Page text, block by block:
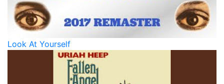
Look At Yourself